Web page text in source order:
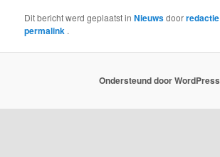
Dit bericht werd geplaatst inNieuwsdoorredactie
permalink .
Ondersteund door WordPress